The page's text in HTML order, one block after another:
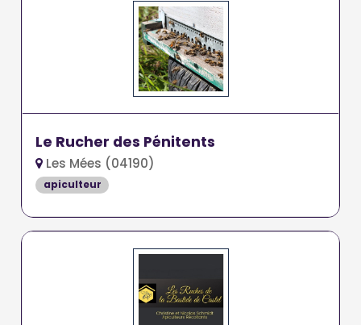
Le Rucher des Pénitents
Les Mées (04190)
apiculteur